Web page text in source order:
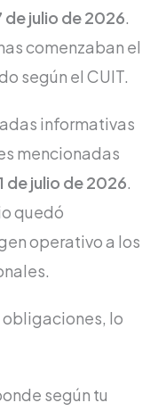
de julio de 2026.
comenzaban el
según el CUIT.
informativas
mencionadas
de julio de 2026.
quedó
operativo a los
obligaciones, lo
según tu